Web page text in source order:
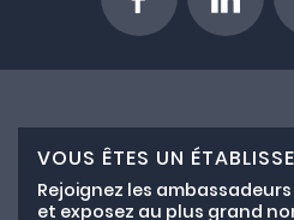
VOUS ÊTES UN
Rejoignez les
et exposez au plus grand